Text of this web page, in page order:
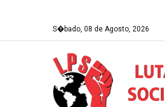
S�bado, 08 de Agosto, 2026